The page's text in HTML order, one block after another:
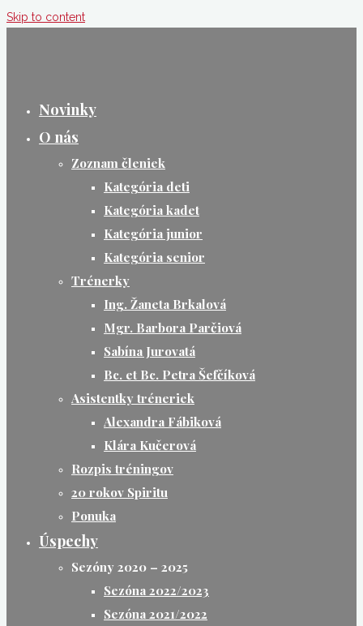
Skip to content
Novinky
O nás
Zoznam členiek
Kategória deti
Kategória kadet
Kategória junior
Kategória senior
Trénerky
Ing. Žaneta Brkalová
Mgr. Barbora Parčiová
Sabína Jurovatá
Bc. et Bc. Petra Šefčíková
Asistentky tréneriek
Alexandra Fábiková
Klára Kučerová
Rozpis tréningov
20 rokov Spiritu
Ponuka
Úspechy
Sezóny 2020 – 2025
Sezóna 2022/2023
Sezóna 2021/2022